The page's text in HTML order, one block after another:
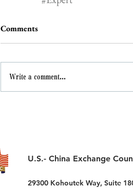
Comments
Write a comment...
U.S.- China Exchange
29300 Kohoutek Way, Suite